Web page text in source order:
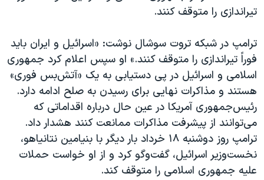
تیراندازی را متوقف کنند.
ترامپ در شبکه تروت‌ سوشال نوشت: «اسرائیل و ایران باید
فوراً تیراندازی را متوقف کنند.» او سپس اعلام کرد جمهوری
اسلامی و اسرائیل در پی دستیابی به یک «آتش‌بس فوری»
هستند و مذاکرات نهایی برای رسیدن به صلح ادامه دارد.
رئیس‌جمهوری آمریکا در عین حال درباره اقداماتی که
می‌توانند از پیشرفت مذاکرات ممانعت کنند هشدار داد.
ترامپ روز دوشنبه ۱۸ خرداد بار دیگر با بنیامین نتانیاهو،
نخست‌وزیر اسرائیل، گفت‌وگو کرد و از او خواست حملات
علیه جمهوری اسلامی را متوقف کند.